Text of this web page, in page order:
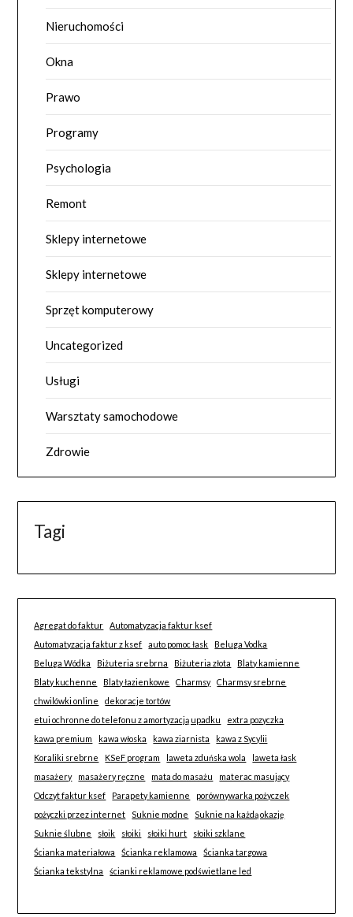
Nieruchomości
Okna
Prawo
Programy
Psychologia
Remont
Sklepy internetowe
Sklepy internetowe
Sprzęt komputerowy
Uncategorized
Usługi
Warsztaty samochodowe
Zdrowie
Tagi
Agregat do faktur
Automatyzacja faktur ksef
Automatyzacja faktur z ksef
auto pomoc łask
Beluga Vodka
Beluga Wódka
Biżuteria srebrna Biżuteria złota
Blaty kamienne
Blaty kuchenne
Blaty łazienkowe Charmsy
Charmsy srebrne
chwilówki online
dekoracje tortów
etui ochronne do telefonu z amortyzacją upadku
extra pozyczka
kawa premium
kawa włoska kawa ziarnista
kawa z Sycylii
Koraliki srebrne
KSeF program laweta zduńska wola
laweta łask
masażery
masażery ręczne mata do masażu
materac masujący
Odczyt faktur ksef
Parapety kamienne
porównywarka pożyczek
pożyczki przez internet
Suknie modne
Suknie na każdą okazję
Suknie ślubne
słoik słoiki słoiki hurt
słoiki szklane
Ścianka materiałowa
Ścianka reklamowa
Ścianka targowa
Ścianka tekstylna
ścianki reklamowe podświetlane led